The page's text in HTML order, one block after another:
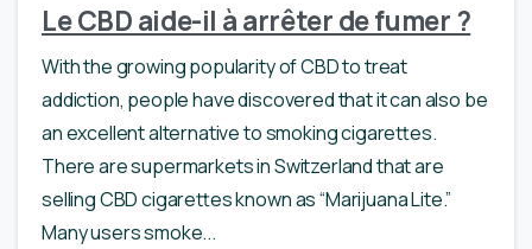
Le CBD aide-il à arrêter de fumer ?
With the growing popularity of CBD to treat
addiction, people have discovered that it can also be
an excellent alternative to smoking cigarettes.
There are supermarkets in Switzerland that are
selling CBD cigarettes known as “Marijuana Lite.”
Many users smoke...